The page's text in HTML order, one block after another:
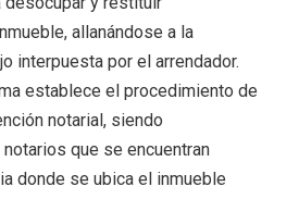
allanándose a la
interpuesta por el arrendador.
establece el procedimiento de
notarial, siendo
que se encuentran
donde se ubica el inmueble